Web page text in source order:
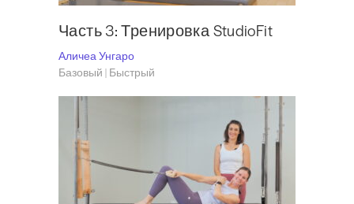
Часть 3: Тренировка StudioFit
Аличеа Унгаро
Базовый | Быстрый